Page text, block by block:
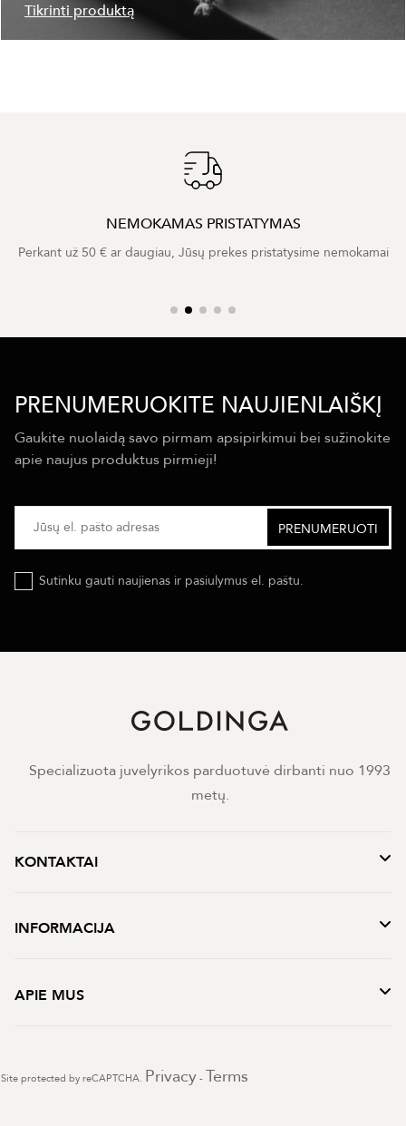
Tikrinti produktą
NEMOKAMAS PRISTATYMAS
Perkant už 50 € ar daugiau, Jūsų prekes pristatysime nemokamai
PRENUMERUOKITE NAUJIENLAIŠKĮ
Gaukite nuolaidą savo pirmam apsipirkimui bei sužinokite
apie naujus produktus pirmieji!
Sutinku gauti naujienas ir pasiulymus el. paštu.
Specializuota juvelyrikos parduotuvė dirbanti nuo 1993
metų.
KONTAKTAI
INFORMACIJA
APIE MUS
Site protected by reCAPTCHA. Privacy - Terms